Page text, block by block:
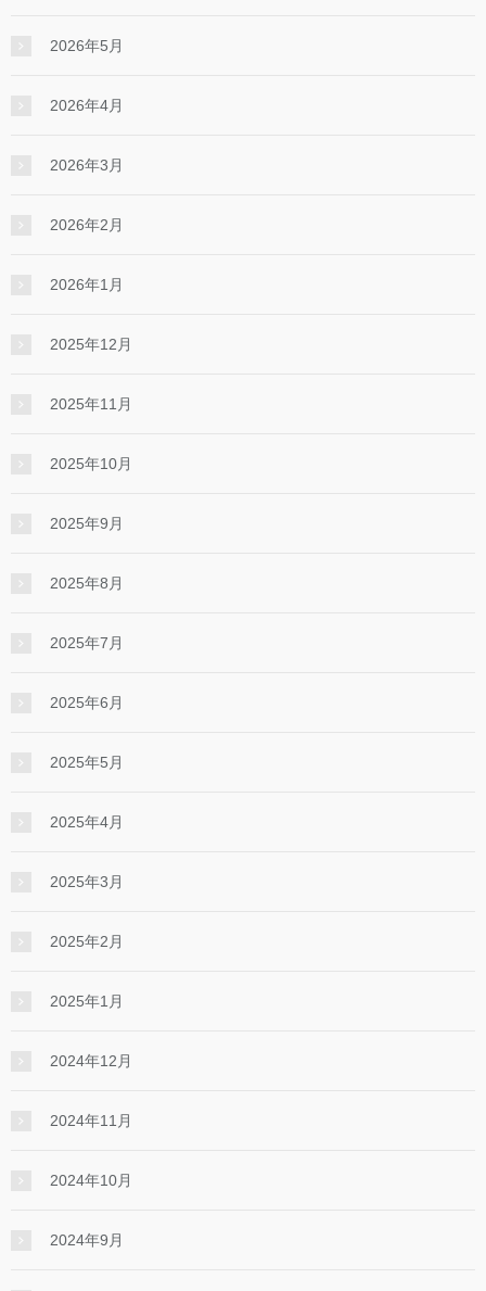
2026年5月
2026年4月
2026年3月
2026年2月
2026年1月
2025年12月
2025年11月
2025年10月
2025年9月
2025年8月
2025年7月
2025年6月
2025年5月
2025年4月
2025年3月
2025年2月
2025年1月
2024年12月
2024年11月
2024年10月
2024年9月